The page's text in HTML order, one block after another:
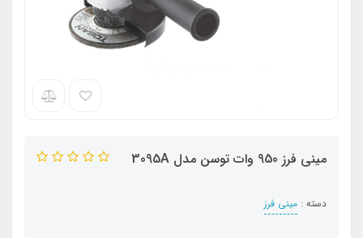
مینی فرز 950 وات توسن مدل 3095A
دسته : مینی فرز